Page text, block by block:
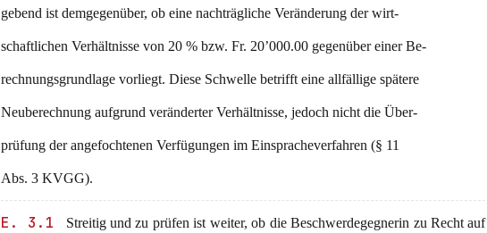
gebend ist demgegenüber, ob eine nachträgliche Veränderung der wirt-
schaftlichen Verhältnisse von 20 % bzw. Fr. 20’000.00 gegenüber einer Be-
rechnungsgrundlage vorliegt. Diese Schwelle betrifft eine allfällige spätere
Neuberechnung aufgrund veränderter Verhältnisse, jedoch nicht die Über-
prüfung der angefochtenen Verfügungen im Einspracheverfahren (§ 11
Abs. 3 KVGG).
E. 3.1
Streitig und zu prüfen ist weiter, ob die Beschwerdegegnerin zu Recht auf